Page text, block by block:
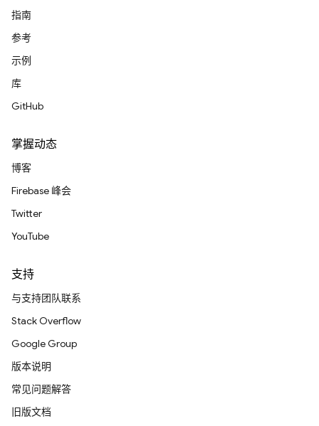
指南
参考
示例
库
GitHub
掌握动态
博客
Firebase 峰会
Twitter
YouTube
支持
与支持团队联系
Stack Overflow
Google Group
版本说明
常见问题解答
旧版文档